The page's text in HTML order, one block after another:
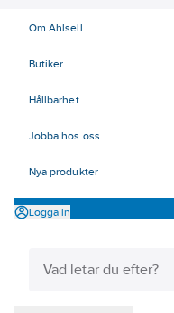
Om Ahlsell
Butiker
Hållbarhet
Jobba hos oss
Nya produkter
Logga in